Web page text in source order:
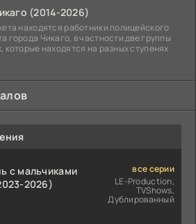
(2014-2026)
находятся работники полицейского
города Чикаго, в частности две группы
которые находятся на разных ступенях
с мальчиками
2026)
все серии
LE-Production,
TVShows,
Дублированный